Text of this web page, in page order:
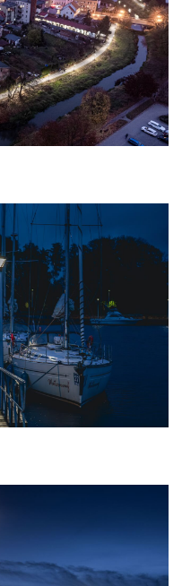
176
157
171
156
156
171
155
173
152
168
151
149